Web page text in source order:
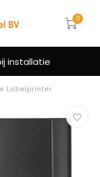
0
Klanten
Labelprinter